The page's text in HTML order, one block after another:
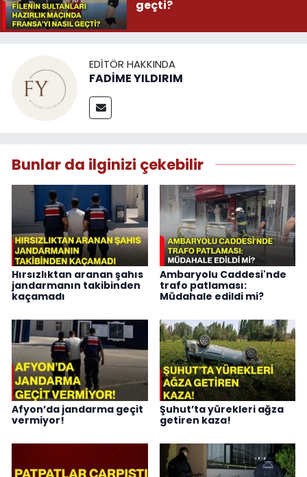
geçti?
EDITÖR HAKKINDA
FADİME YILDIRIM
Bunlar da ilginizi çekebilir
Hırsızlıktan aranan şahıs
jandarmanın takibinden
kaçamadı
Ambaryolu Caddesi'nde
trafo patlaması:
Müdahale edildi mi?
Afyon’da jandarma geçit
vermiyor!
Şuhut’ta yürekleri ağza
getiren kaza!